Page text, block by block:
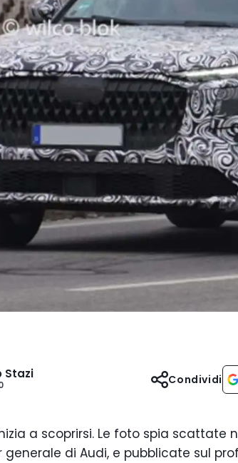
Stazi Condividi
a scoprirsi. Le foto spia scattate
di Audi, e pubblicate sul